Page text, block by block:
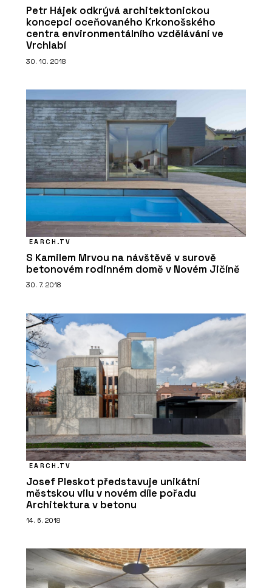
Petr Hájek odkrývá architektonickou
koncepci oceňovaného Krkonošského
centra environmentálního vzdělávání ve
Vrchlabí
30. 10. 2018
EARCH.TV
S Kamilem Mrvou na návštěvě v surově
betonovém rodinném domě v Novém Jičíně
30. 7. 2018
EARCH.TV
Josef Pleskot představuje unikátní
městskou vilu v novém díle pořadu
Architektura v betonu
14. 6. 2018